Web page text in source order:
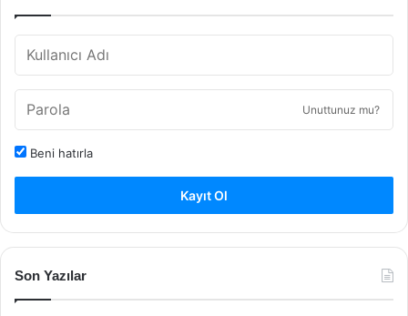
Unuttunuz mu?
Beni hatırla
Kayıt Ol
Son Yazılar